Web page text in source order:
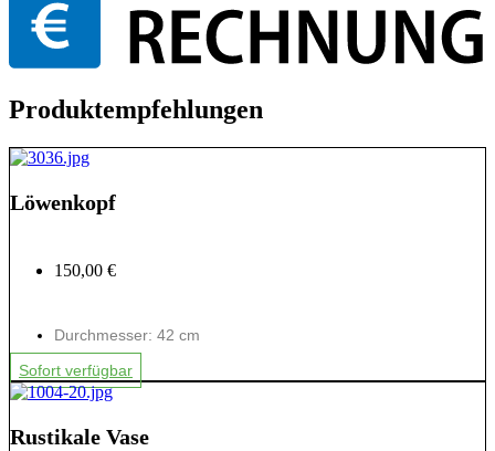
Produktempfehlungen
Löwenkopf
150,00 €
Durchmesser: 42 cm
Sofort verfügbar
Rustikale Vase